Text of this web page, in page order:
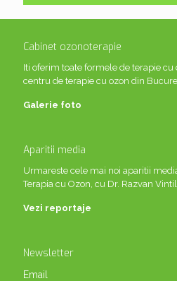
Cabinet ozonoterapie
Iti oferim toate formele de terapie
centru de terapie cu ozon din
Galerie foto
Aparitii media
Urmareste cele mai noi aparitii
Terapia cu Ozon, cu Dr. Razvan
Vezi reportaje
Newsletter
Email